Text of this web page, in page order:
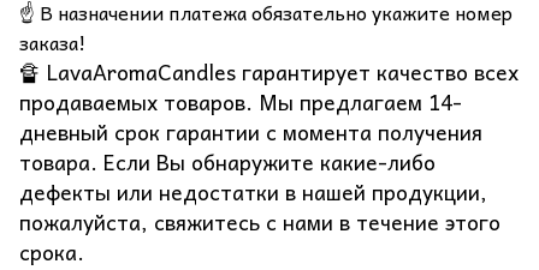
☝️ В назначении платежа обязательно укажите номер
заказа!
🔏 LavaAromaCandles гарантирует качество всех
продаваемых товаров. Мы предлагаем 14-
дневный срок гарантии с момента получения
товара. Если Вы обнаружите какие-либо
дефекты или недостатки в нашей продукции,
пожалуйста, свяжитесь с нами в течение этого
срока.